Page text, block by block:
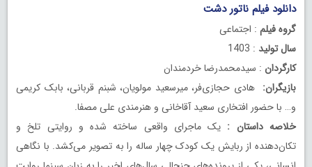
دانلود فیلم ناتور دشت
گروه فیلم : اجتماعی
سال تولید : 1403
کارگردان : سیدمحمدرضا خردمندان
بازیگران: هادی حجازی‌فر، میرسعید مولویان، شبنم قربانی، بابک کریمی
و… با حضور افتخاری سعید آقاخانی و هنرمندی علی مصفا.
خلاصه داستان : یک ماجرای واقعی ساخته شده و روایتی تلخ و
تکان‌دهنده از ربایش یک کودک چهار ساله را به تصویر می‌کشد. با نگاهی